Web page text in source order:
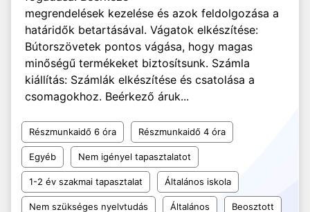
megrendelések kezelése és azok feldolgozása a
határidők betartásával. Vágatok elkészítése:
Bútorszövetek pontos vágása, hogy magas
minőségű termékeket biztosítsunk. Számla
kiállítás: Számlák elkészítése és csatolása a
csomagokhoz. Beérkező áruk...
Részmunkaidő 6 óra Részmunkaidő 4 óra
Egyéb Nem igényel tapasztalatot
1-2 év szakmai tapasztalat Általános iskola
Nem szükséges nyelvtudás Általános Beosztott